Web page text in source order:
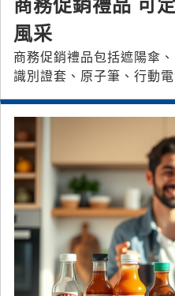
商務促銷禮品 可
風采
商務促銷禮品包括遮陽傘
識別證套、原子筆、行動
牌宣傳效果，是展會和活